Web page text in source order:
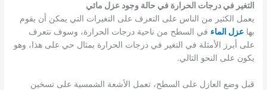
التغير في درجات الحرارة في حالة وجود عزل مائي
يعمل الكثير من الناس على التعرف على التغيرات التي يمكن أن يقوم
بهاعزل الماء في السطح من ناحية درجات الحرارة، وسوف نتعرف
على أبرز الأمثلة في التغير في درجات الحرارة بمثال حي على هذا، وهو
يكون على النحو التالي.
قبل وضع العازل على السطح، تعمل الأشعة الشمسية على تسخين